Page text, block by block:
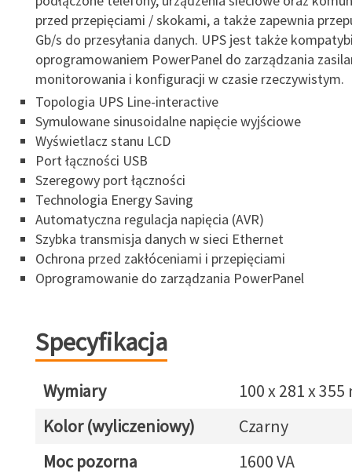
przed przepięciami / skokami, a także zapewnia
Gb/s do przesyłania danych. UPS jest także
oprogramowaniem PowerPanel do zarządzania
monitorowania i konfiguracji w czasie rzeczywistym.
Topologia UPS Line-interactive
Symulowane sinusoidalne napięcie wyjściowe
Wyświetlacz stanu LCD
Port łączności USB
Szeregowy port łączności
Technologia Energy Saving
Automatyczna regulacja napięcia (AVR)
Szybka transmisja danych w sieci Ethernet
Ochrona przed zakłóceniami i przepięciami
Oprogramowanie do zarządzania PowerPanel
Specyfikacja
Wymiary
100 x 281 x 355
Kolor (wyliczeniowy)
Czarny
Moc pozorna
1600 VA